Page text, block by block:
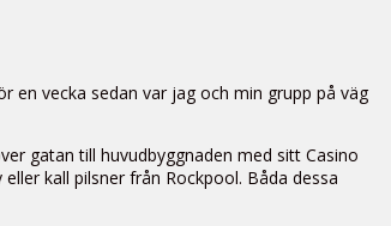
en vecka sedan var jag och min grupp på väg
gatan till huvudbyggnaden med sitt Casino
kall pilsner från Rockpool. Båda dessa